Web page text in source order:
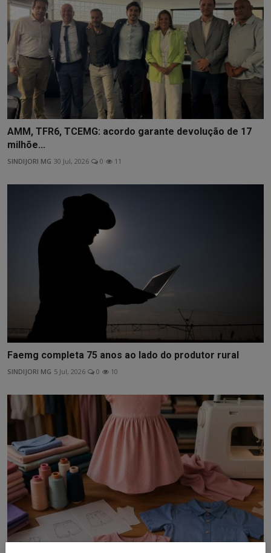
AMM, TFR6, TCEMG: acordo garante devolução de 17
milhõe...
SINDIJORI MG 30 Jul, 2026 0 11
Faemg completa 75 anos ao lado do produtor rural
SINDIJORI MG 5 Jul, 2026 0 10